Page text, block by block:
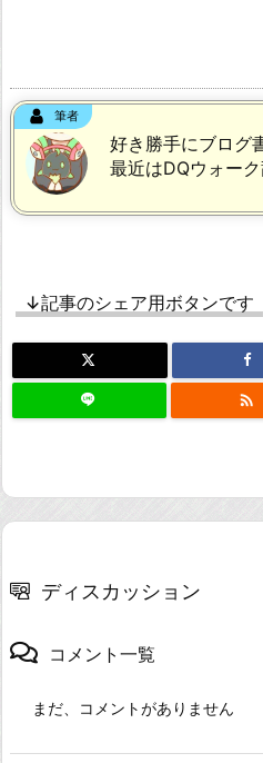
筆者
好き勝手にブログ
最近はDQウォーク
↓記事のシェア用ボタンです

ディスカッション
コメント一覧
まだ、コメントがありません